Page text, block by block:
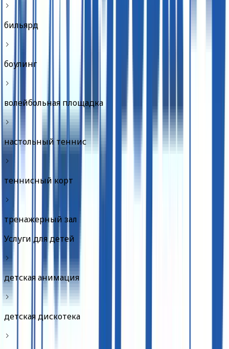
бильярд
боулинг
волейбольная площадка
настольный теннис
теннисный корт
тренажерный зал
Услуги для детей
детская анимация
детская дискотека